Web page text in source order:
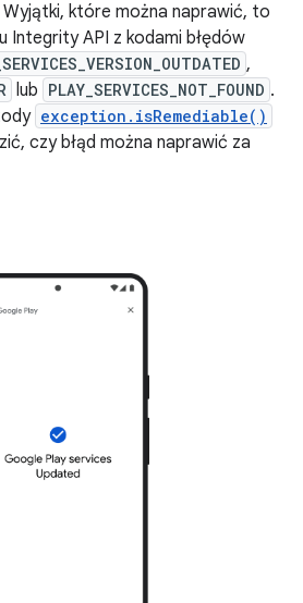
Wyjątki, które można naprawić, to
Integrity API z kodami błędów
,
lub PLAY_SERVICES_NOT_FOUND .
exception.isRemediable()
czy błąd można naprawić za